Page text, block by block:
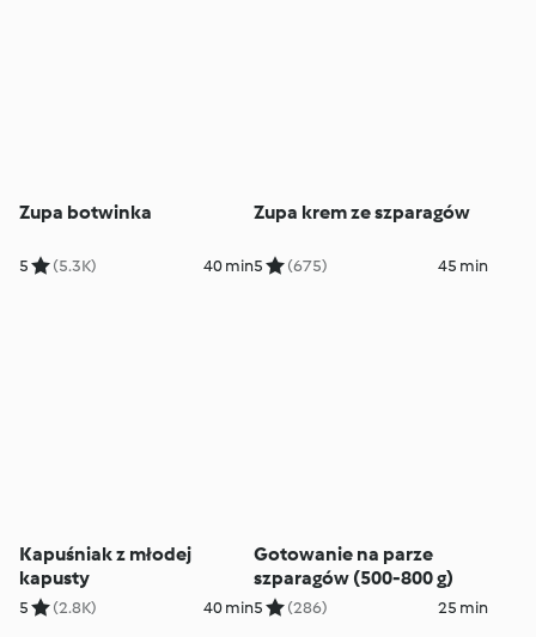
Zupa botwinka
5 (5.3K) 40 min
Zupa krem ze szparagów
5 (675) 45 min
Kapuśniak z młodej
kapusty
5 (2.8K) 40 min
Gotowanie na parze
szparagów (500-800 g)
5 (286) 25 min